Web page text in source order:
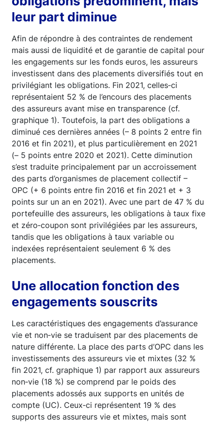
leur part diminue
Afin de répondre à des contraintes de rendement
mais aussi de liquidité et de garantie de capital pour
les engagements sur les fonds euros, les assureurs
investissent dans des placements diversifiés tout en
privilégiant les obligations. Fin 2021, celles‑ci
représentaient 52 % de l’encours des placements
des assureurs avant mise en transparence (cf.
graphique 1). Toutefois, la part des obligations a
diminué ces dernières années (– 8 points 2 entre fin
2016 et fin 2021), et plus particulièrement en 2021
(– 5 points entre 2020 et 2021). Cette diminution
s’est traduite principalement par un accroissement
des parts d’organismes de placement collectif –
OPC (+ 6 points entre fin 2016 et fin 2021 et + 3
points sur un an en 2021). Avec une part de 47 % du
portefeuille des assureurs, les obligations à taux fixe
et zéro‑coupon sont privilégiées par les assureurs,
tandis que les obligations à taux variable ou
indexées représentaient seulement 6 % des
placements.
Une allocation fonction des
engagements souscrits
Les caractéristiques des engagements d’assurance
vie et non‑vie se traduisent par des placements de
nature différente. La place des parts d’OPC dans les
investissements des assureurs vie et mixtes (32 %
fin 2021, cf. graphique 1) par rapport aux assureurs
non‑vie (18 %) se comprend par le poids des
placements adossés aux supports en unités de
compte (UC). Ceux‑ci représentent 19 % des
supports des assureurs vie et mixtes, mais sont